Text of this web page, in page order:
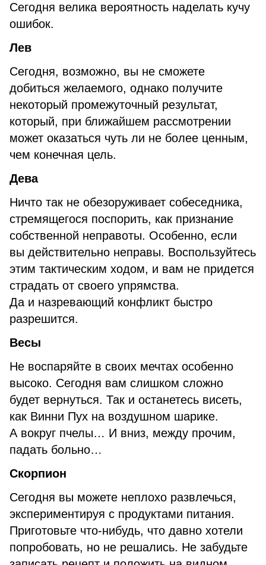
Сегодня велика вероятность наделать кучу
ошибок.
Лев
Сегодня, возможно, вы не сможете
добиться желаемого, однако получите
некоторый промежуточный результат,
который, при ближайшем рассмотрении
может оказаться чуть ли не более ценным,
чем конечная цель.
Дева
Ничто так не обезоруживает собеседника,
стремящегося поспорить, как признание
собственной неправоты. Особенно, если
вы действительно неправы. Воспользуйтесь
этим тактическим ходом, и вам не придется
страдать от своего упрямства.
Да и назревающий конфликт быстро
разрешится.
Весы
Не воспаряйте в своих мечтах особенно
высоко. Сегодня вам слишком сложно
будет вернуться. Так и останетесь висеть,
как Винни Пух на воздушном шарике.
А вокруг пчелы… И вниз, между прочим,
падать больно…
Скорпион
Сегодня вы можете неплохо развлечься,
экспериментируя с продуктами питания.
Приготовьте что-нибудь, что давно хотели
попробовать, но не решались. Не забудьте